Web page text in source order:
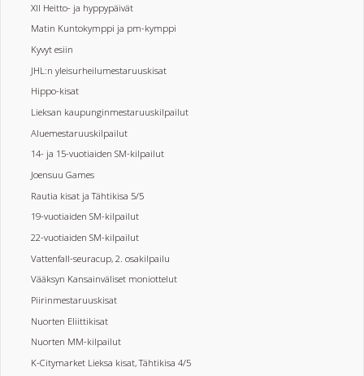
XII Heitto- ja hyppypäivät
Matin Kuntokymppi ja pm-kymppi
Kyvyt esiin
JHL:n yleisurheilumestaruuskisat
Hippo-kisat
Lieksan kaupunginmestaruuskilpailut
Aluemestaruuskilpailut
14- ja 15-vuotiaiden SM-kilpailut
Joensuu Games
Rautia kisat ja Tähtikisa 5/5
19-vuotiaiden SM-kilpailut
22-vuotiaiden SM-kilpailut
Vattenfall-seuracup, 2. osakilpailu
Vääksyn Kansainväliset moniottelut
Piirinmestaruuskisat
Nuorten Eliittikisat
Nuorten MM-kilpailut
K-Citymarket Lieksa kisat, Tähtikisa 4/5